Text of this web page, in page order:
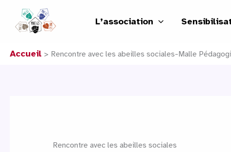
contenu
L’association
Accueil Rencontre avec les abeilles sociales-Malle
Rencontre avec les abeilles sociales